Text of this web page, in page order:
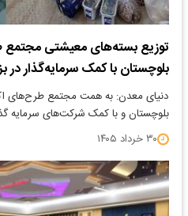
توزیع بسته‌های معیشتی
بلوچستان با کمک سرمایه‌گذار در
دنیای معدن: به همت مجتمع طرح‌های
بلوچستان و با کمک شرکت‌های سرمایه
۳۰ خرداد ۱۴۰۵